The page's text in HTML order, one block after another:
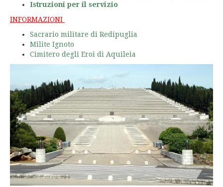
Istruzioni per il servizio
INFORMAZIONI
Sacrario militare di Redipuglia
Milite Ignoto
Cimitero degli Eroi di Aquileia